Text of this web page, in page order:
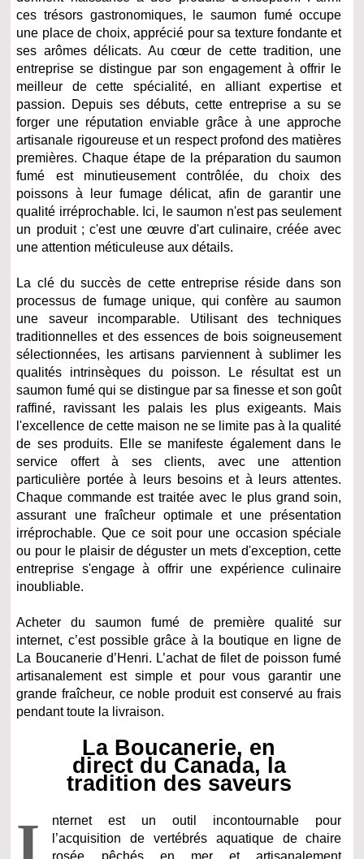
ces trésors gastronomiques, le saumon fumé occupe
une place de choix, apprécié pour sa texture fondante et
ses arômes délicats. Au cœur de cette tradition, une
entreprise se distingue par son engagement à offrir le
meilleur de cette spécialité, en alliant expertise et
passion. Depuis ses débuts, cette entreprise a su se
forger une réputation enviable grâce à une approche
artisanale rigoureuse et un respect profond des matières
premières. Chaque étape de la préparation du saumon
fumé est minutieusement contrôlée, du choix des
poissons à leur fumage délicat, afin de garantir une
qualité irréprochable. Ici, le saumon n'est pas seulement
un produit ; c'est une œuvre d'art culinaire, créée avec
une attention méticuleuse aux détails.
La clé du succès de cette entreprise réside dans son
processus de fumage unique, qui confère au saumon
une saveur incomparable. Utilisant des techniques
traditionnelles et des essences de bois soigneusement
sélectionnées, les artisans parviennent à sublimer les
qualités intrinsèques du poisson. Le résultat est un
saumon fumé qui se distingue par sa finesse et son goût
raffiné, ravissant les palais les plus exigeants. Mais
l'excellence de cette maison ne se limite pas à la qualité
de ses produits. Elle se manifeste également dans le
service offert à ses clients, avec une attention
particulière portée à leurs besoins et à leurs attentes.
Chaque commande est traitée avec le plus grand soin,
assurant une fraîcheur optimale et une présentation
irréprochable. Que ce soit pour une occasion spéciale
ou pour le plaisir de déguster un mets d'exception, cette
entreprise s'engage à offrir une expérience culinaire
inoubliable.
Acheter du saumon fumé de première qualité sur
internet, c’est possible grâce à la boutique en ligne de
La Boucanerie d’Henri. L’achat de filet de poisson fumé
artisanalement est simple et pour vous garantir une
grande fraîcheur, ce noble produit est conservé au frais
pendant toute la livraison.
La Boucanerie, en
direct du Canada, la
tradition des saveurs
I
nternet est un outil incontournable pour
l’acquisition de vertébrés aquatique de chaire
rosée pêchés en mer et artisanalement